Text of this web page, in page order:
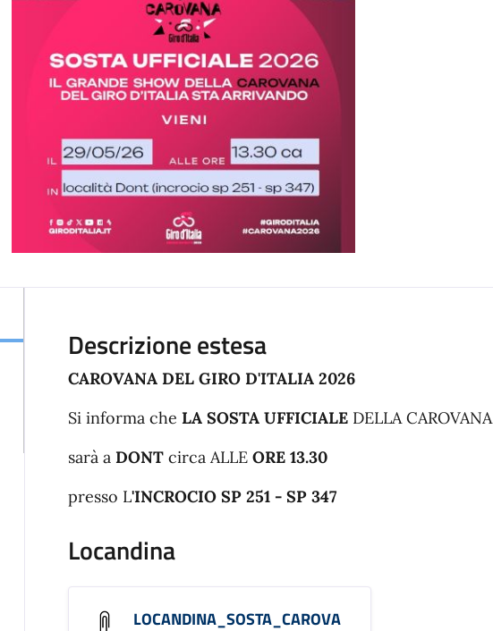
Descrizione estesa
CAROVANA DEL GIRO D'ITALIA 2026
Si informa che LA SOSTA UFFICIALEDELLA CAROVANA
sarà a DONT circa ALLE ORE 13.30
presso L'INCROCIO SP 251 - SP 347
Locandina
LOCANDINA_SOSTA_CAROVA